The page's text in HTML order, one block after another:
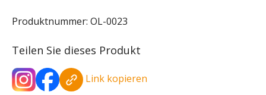
Produktnummer: OL-0023
Teilen Sie dieses Produkt
Link kopieren